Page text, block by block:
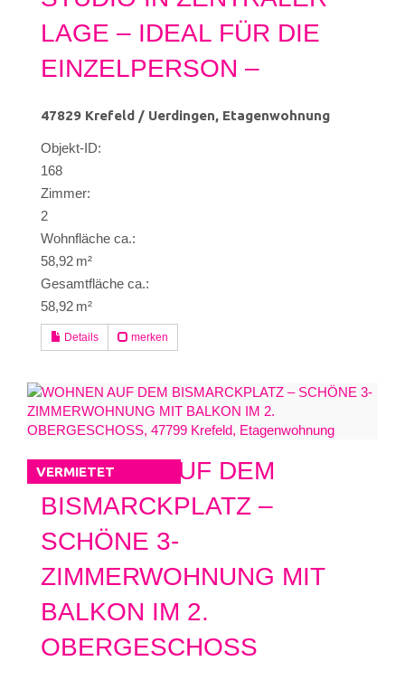
LAGE – IDEAL FÜR DIE
EINZELPERSON –
47829 Krefeld / Uerdingen, Etagenwohnung
Objekt-ID:
168
Zimmer:
2
Wohnfläche ca.:
58,92 m²
Gesamtfläche ca.:
58,92 m²
Details merken
VERMIETET
WOHNEN AUF DEM
BISMARCKPLATZ –
SCHÖNE 3-
ZIMMERWOHNUNG MIT
BALKON IM 2.
OBERGESCHOSS